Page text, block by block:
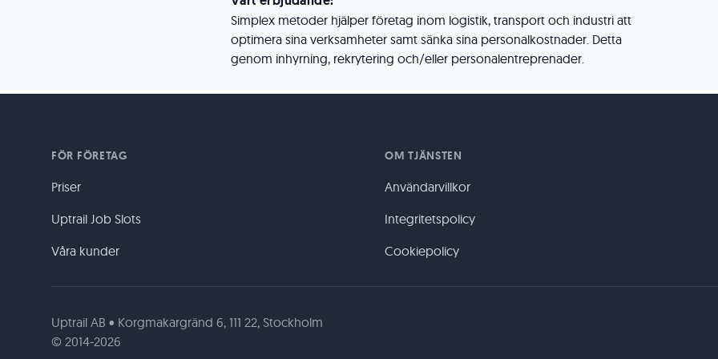
Simplex metoder hjälper företag inom logistik, transport och industri att
optimera sina verksamheter samt sänka sina personalkostnader. Detta
genom inhyrning, rekrytering och/eller personalentreprenader.
FÖR FÖRETAG
Priser
Uptrail Job Slots
Våra kunder
OM TJÄNSTEN
Användarvillkor
Integritetspolicy
Cookiepolicy
Uptrail AB • Korgmakargränd 6, 111 22, Stockholm
© 2014-2026